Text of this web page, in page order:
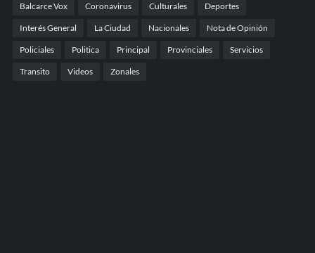
Balcarce Vox Coronavirus Culturales Deportes
Interés General La Ciudad Nacionales Nota de Opinión
Policiales Politica Principal Provinciales Servicios
Transito Videos Zonales